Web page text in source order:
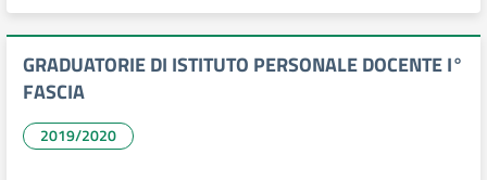
GRADUATORIE DI ISTITUTO PERSONALE DOCENTE I°
FASCIA
2019/2020